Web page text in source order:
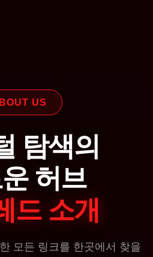
US
탐색의
허브
드 소개
모든 링크를 한곳에서 찾을